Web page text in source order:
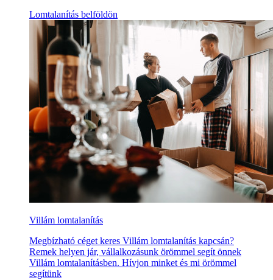
Lomtalanítás belföldön
Villám lomtalanítás
Megbízható céget keres Villám lomtalanítás kapcsán?
Remek helyen jár, vállalkozásunk örömmel segít önnek
Villám lomtalanításben. Hívjon minket és mi örömmel
segítünk